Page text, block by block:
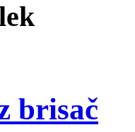
brisač